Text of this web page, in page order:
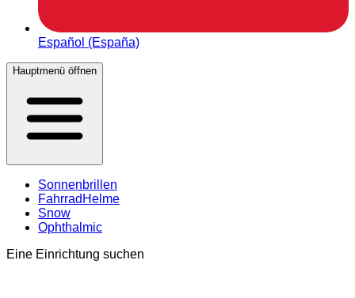
Español (España)
Hauptmenü öffnen
Sonnenbrillen
FahrradHelme
Snow
Ophthalmic
Eine Einrichtung suchen